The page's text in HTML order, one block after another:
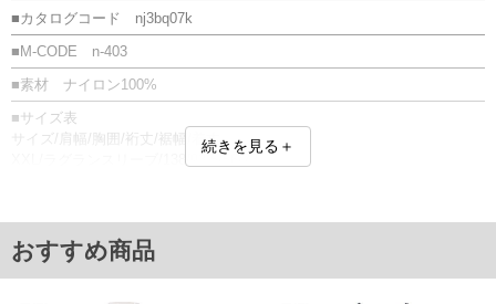
■カタログコード nj3bq07k
■M-CODE n-403
■素材 ナイロン100%
■サイズ表
サイズ/肩幅/胸囲/裄丈/裾幅/着丈
XXL/ラグランスリーブ/138/93.5/56/73
下着(肌着)やワイシャツは商品の性質上、返品交換不可とさせて頂いております。予め
ご了承くださいませ。
続きを見る＋
おすすめ商品